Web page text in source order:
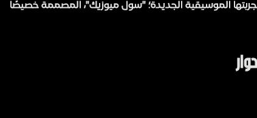
الموسيقية الجديدة؛ "سول ميوزيك"، المصممة خصيصًا